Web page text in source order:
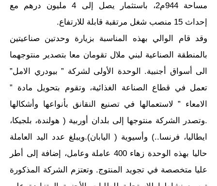
مساحة 944م2، باستثمار يصل إلى 4 مليون درهم مع
إحداث 15 منصب شغل مرتقبة قابلة للارتفاع.
وقد قام الوالي بهذه المناسبة بزيارة وحدتين صناعيتين
بالمنطقة الصناعية لبني ملال تقومان معا بتصدير منتوجهما
الى أسواق أجنبية. الوحدة الأولى لشركة ” بيودري الامل”
تعمل في قطاع الصناعة الغذائية، وتقوم بتحويل مادة ”
الامعاء ” لاستعمالها في تصنيع النقانق بأنواعها وأشكالها
.وتصدر الشركة منتوجها إلى بلدان أوربية ( هولندة، بلجيكا،
ايطاليا، فرنسا..) وأسيوية ( اليابان).ويبلغ عدد اليد العاملة
حاليا بهذه الوحدة زهاء 400 عاملة وعامل، إضافة إلى أطر
عليا متخصصة في تجويد المنتوج. وتعتزم الشركة المذكورة